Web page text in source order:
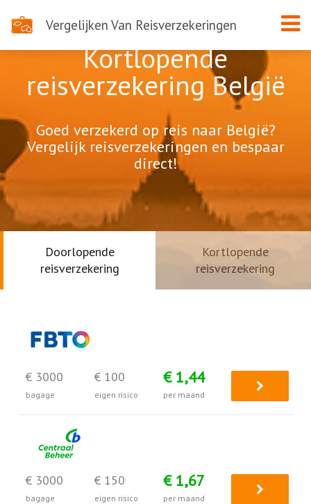
Vergelijken Van Reisverzekeringen
Kortlopende
reisverzekering België
Goed verzekerd op reis naar België?
Vergelijk reisverzekeringen en bespaar
direct!
Doorlopende
reisverzekering
Kortlopende
reisverzekering
€ 3000
bagage
€ 100
eigen risico
€ 1,44
per maand
€ 3000
bagage
€ 150
eigen risico
€ 1,67
per maand